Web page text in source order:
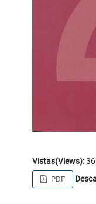
Vistas(Views):
PDF